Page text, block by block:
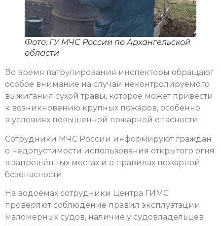
Фото: ГУ МЧС России по Архангельской
области
Во время патрулирования инспекторы обращают
особое внимание на случаи неконтролируемого
выжигания сухой травы, которое может привести
к возникновению крупных пожаров, особенно
в условиях повышенной пожарной опасности.
Сотрудники МЧС России информируют граждан
о недопустимости использования открытого огня
в запрещённых местах и о правилах пожарной
безопасности.
На водоёмах сотрудники Центра ГИМС
проверяют соблюдение правил эксплуатации
маломерных судов, наличие у судовладельцев